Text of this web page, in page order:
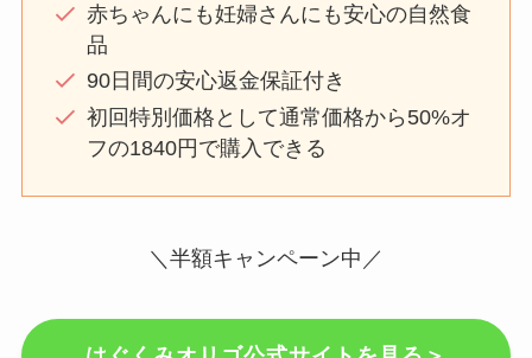
赤ちゃんにも妊婦さんにも安心の自然食
品
90日間の安心返金保証付き
初回特別価格として通常価格から50%オ
フの1840円で購入できる
＼半額キャンペーン中／